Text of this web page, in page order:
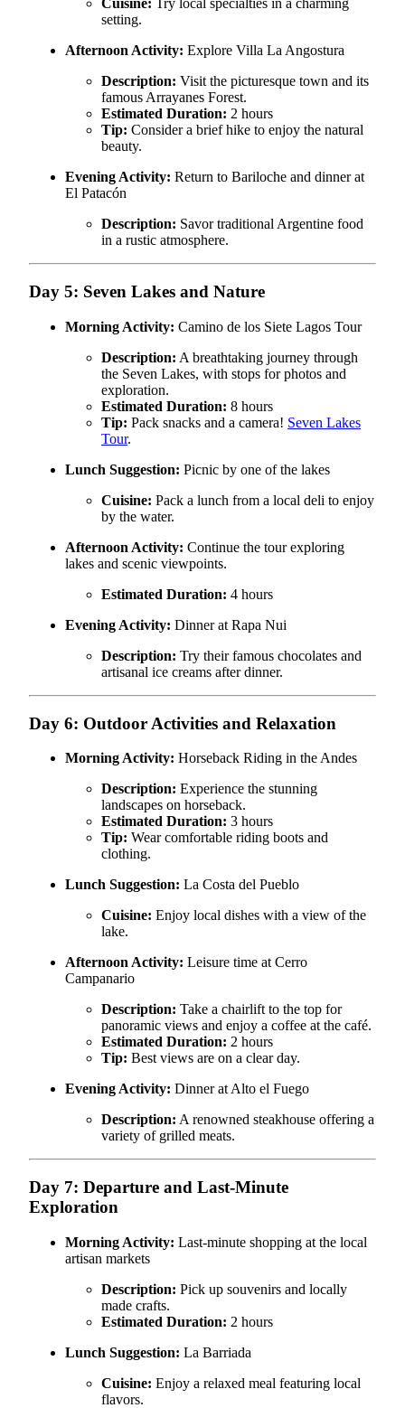
Cuisine: Try local specialties in a charming
setting.
Afternoon Activity: Explore Villa La Angostura
Description: Visit the picturesque town and its
famous Arrayanes Forest.
Estimated Duration: 2 hours
Tip: Consider a brief hike to enjoy the natural
beauty.
Evening Activity: Return to Bariloche and dinner at
El Patacón
Description: Savor traditional Argentine food
in a rustic atmosphere.
Day 5: Seven Lakes and Nature
Morning Activity: Camino de los Siete Lagos Tour
Description: A breathtaking journey through
the Seven Lakes, with stops for photos and
exploration.
Estimated Duration: 8 hours
Tip: Pack snacks and a camera! Seven Lakes
Tour.
Lunch Suggestion: Picnic by one of the lakes
Cuisine: Pack a lunch from a local deli to enjoy
by the water.
Afternoon Activity: Continue the tour exploring
lakes and scenic viewpoints.
Estimated Duration: 4 hours
Evening Activity: Dinner at Rapa Nui
Description: Try their famous chocolates and
artisanal ice creams after dinner.
Day 6: Outdoor Activities and Relaxation
Morning Activity: Horseback Riding in the Andes
Description: Experience the stunning
landscapes on horseback.
Estimated Duration: 3 hours
Tip: Wear comfortable riding boots and
clothing.
Lunch Suggestion: La Costa del Pueblo
Cuisine: Enjoy local dishes with a view of the
lake.
Afternoon Activity: Leisure time at Cerro
Campanario
Description: Take a chairlift to the top for
panoramic views and enjoy a coffee at the café.
Estimated Duration: 2 hours
Tip: Best views are on a clear day.
Evening Activity: Dinner at Alto el Fuego
Description: A renowned steakhouse offering a
variety of grilled meats.
Day 7: Departure and Last-Minute
Exploration
Morning Activity: Last-minute shopping at the local
artisan markets
Description: Pick up souvenirs and locally
made crafts.
Estimated Duration: 2 hours
Lunch Suggestion: La Barriada
Cuisine: Enjoy a relaxed meal featuring local
flavors.